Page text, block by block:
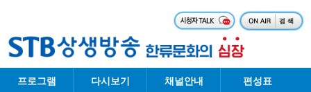
프로그램 다시보기 채널안내 편성표